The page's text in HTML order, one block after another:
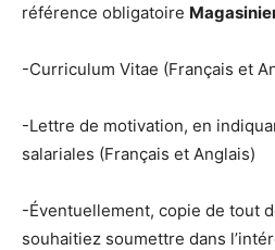
référence obligatoire
-Curriculum Vitae (Français et
-Lettre de motivation, en
salariales (Français et Anglais)
-Éventuellement, copie de tout
souhaitiez soumettre dans